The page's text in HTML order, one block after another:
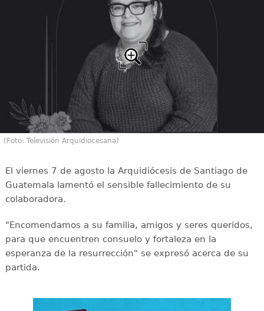
(Foto: Televisión Arquidiocesana)
El viernes 7 de agosto la Arquidiócesis de Santiago de
Guatemala lamentó el sensible fallecimiento de su
colaboradora.
"Encomendamos a su familia, amigos y seres queridos,
para que encuentren consuelo y fortaleza en la
esperanza de la resurrección" se expresó acerca de su
partida.